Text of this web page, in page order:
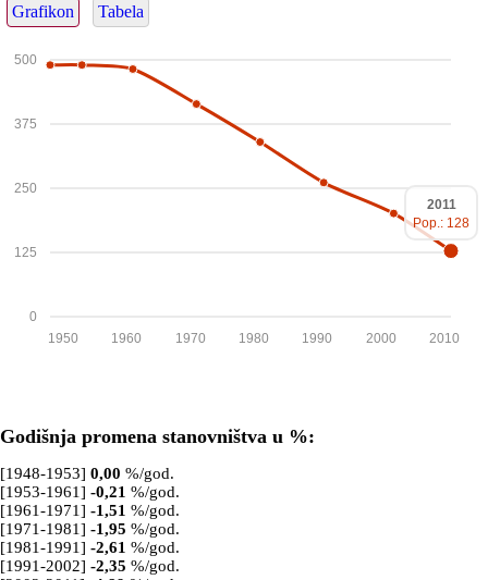
Grafikon Tabela
0
125
250
375
500
2010
2000
1990
1980
1970
1960
1950
2011
Pop.: 128
Godišnja promena stanovništva u %:
[1948-1953] 0,00 %/god.
[1953-1961] -0,21 %/god.
[1961-1971] -1,51 %/god.
[1971-1981] -1,95 %/god.
[1981-1991] -2,61 %/god.
[1991-2002] -2,35 %/god.